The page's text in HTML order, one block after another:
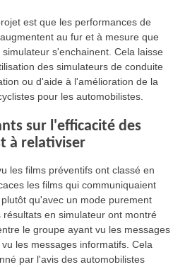
est que les performances de
au fur et à mesure que
s'enchainent. Cela laisse
des simulateurs de conduite
ou d'aide à l'amélioration de la
pour les automobilistes.
sur l'efficacité des
à relativiser
les films préventifs ont classé en
les films qui communiquaient
qu'avec un mode purement
en simulateur ont montré
le groupe ayant vu les messages
les messages informatifs. Cela
par l'avis des automobilistes